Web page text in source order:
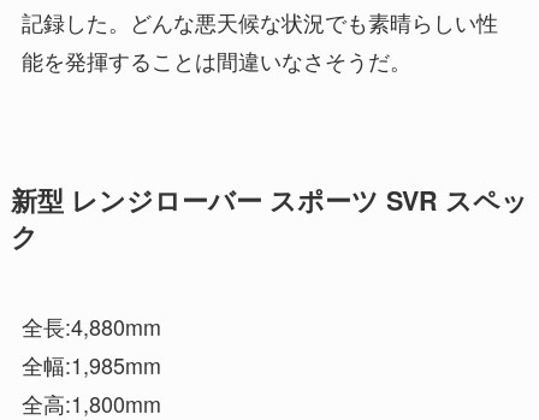
記録した。どんな悪天候な状況でも素晴らしい性
能を発揮することは間違いなさそうだ。
新型 レンジローバー スポーツ SVR スペッ
ク
全長:4,880mm
全幅:1,985mm
全高:1,800mm